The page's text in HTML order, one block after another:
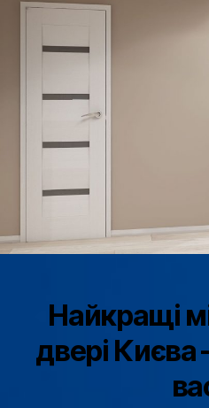
Найкращі
двері Києва